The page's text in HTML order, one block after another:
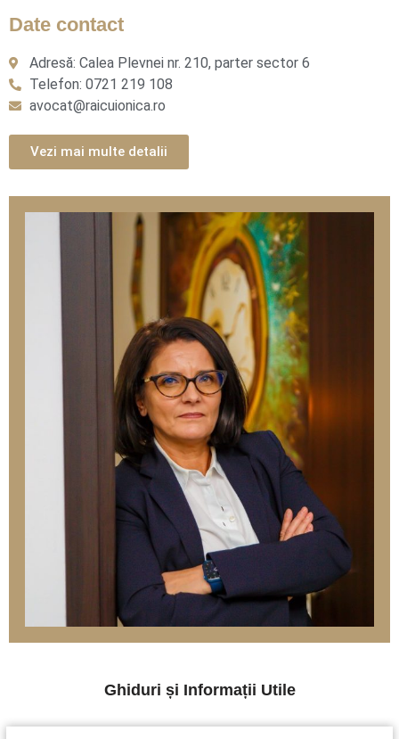
Date contact
Adresă: Calea Plevnei nr. 210, parter sector 6
Telefon: 0721 219 108
avocat@raicuionica.ro
Vezi mai multe detalii
Ghiduri și Informații Utile